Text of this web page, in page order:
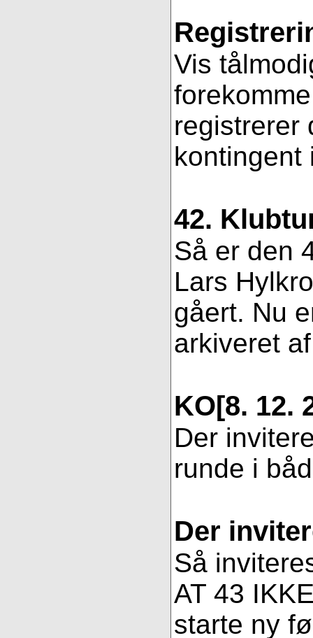
Vis
registrerer
42.
Så er den
Lars
gåert. Nu
arkiveret
KO[8. 12.
Der
runde i
Der
Så
AT 43
starte ny